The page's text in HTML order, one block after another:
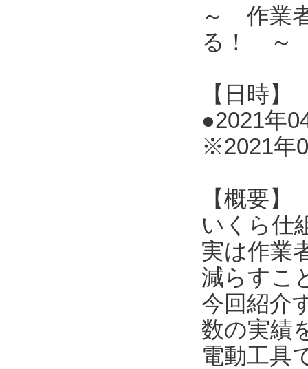
～ 作業
る！ ～
【日時】
●2021年
※2021年
【概要】
いくら仕
実は作業
減らすこ
今回紹介
数の実績
電動工具